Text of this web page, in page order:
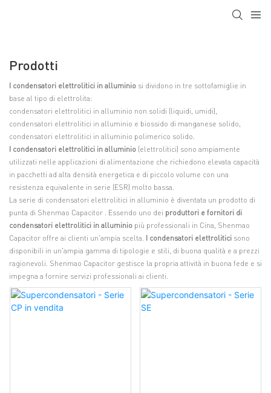
Prodotti
I condensatori elettrolitici in alluminio si dividono in tre sottofamiglie in
base al tipo di elettrolita:
condensatori elettrolitici in alluminio non solidi (liquidi, umidi),
condensatori elettrolitici in alluminio e biossido di manganese solido,
condensatori elettrolitici in alluminio polimerico solido.
I condensatori elettrolitici in alluminio (elettrolitici) sono ampiamente
utilizzati nelle applicazioni di alimentazione che richiedono elevata capacità
in pacchetti ad alta densità energetica e di piccolo volume con una
resistenza equivalente in serie (ESR) molto bassa.
La serie di condensatori elettrolitici in alluminio è diventata un prodotto di
punta di Shenmao Capacitor . Essendo uno dei produttori e fornitori di
condensatori elettrolitici in alluminio più professionali in Cina, Shenmao
Capacitor offre ai clienti un'ampia scelta. I condensatori elettrolitici sono
disponibili in un'ampia gamma di tipologie e stili, di buona qualità e a prezzi
ragionevoli. Shenmao Capacitor gestisce la propria attività in buona fede e si
impegna a fornire servizi professionali ai clienti.